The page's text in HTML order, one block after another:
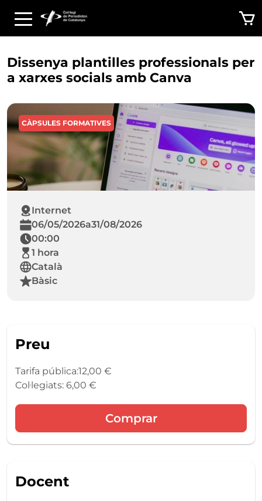
Dissenya plantilles professionals per
a xarxes socials amb Canva
CÀPSULES FORMATIVES
Internet
06/05/2026a31/08/2026
00:00
1 hora
Català
Bàsic
Preu
Tarifa pública:12,00 €
Col·legiats: 6,00 €
Comprar
Docent